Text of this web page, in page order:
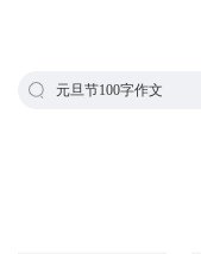
元旦节100字作文